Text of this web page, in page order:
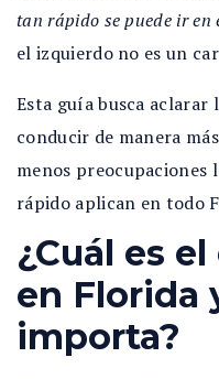
tan rápido se puede ir
el izquierdo no es un
Esta guía busca
conducir de manera
menos preocupaciones
rápido aplican en todo
¿Cuál es
en Florida
importa?